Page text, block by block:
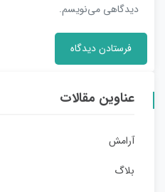
دیدگاهی می‌نویسم.
عناوین مقالات
آرامش
بلاگ